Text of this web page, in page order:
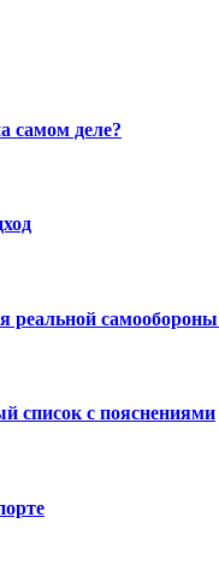
самом деле?
реальной
список с пояснениями